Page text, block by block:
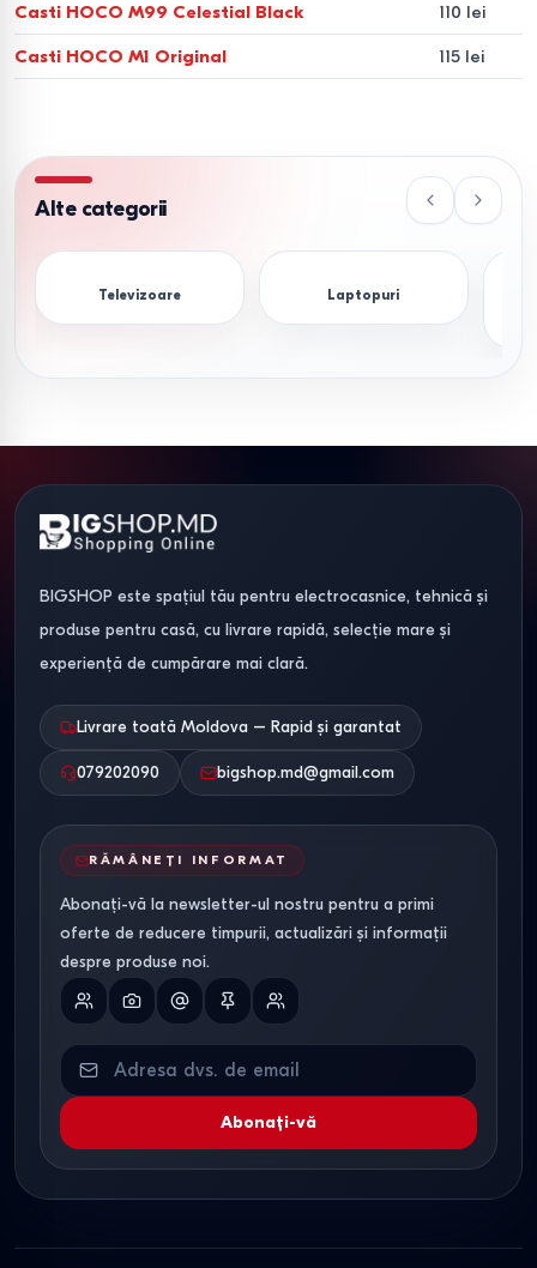
Casti HOCO M99 Celestial Black 110 lei
Casti HOCO M1 Original 115 lei
Alte categorii
Televizoare Laptopuri
BIGSHOP este spațiul tău pentru electrocasnice, tehnică și
produse pentru casă, cu livrare rapidă, selecție mare și
experiență de cumpărare mai clară.
Livrare toată Moldova – Rapid și garantat
079202090 bigshop.md@gmail.com
RĂMÂNEȚI INFORMAT
Abonați-vă la newsletter-ul nostru pentru a primi
oferte de reducere timpurii, actualizări și informații
despre produse noi.
Abonați-vă